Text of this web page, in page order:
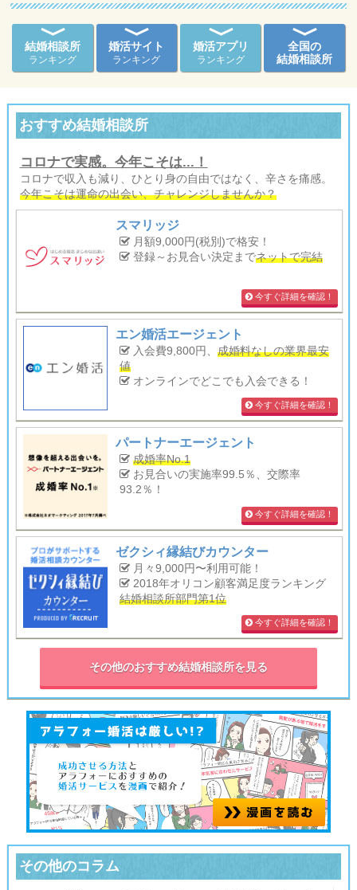
結婚相談所
ランキング
婚活サイト
ランキング
婚活アプリ
ランキング
全国の
結婚相談所
おすすめ結婚相談所
コロナで実感。今年こそは...！
コロナで収入も減り、ひとり身の自由ではなく、辛さを痛感。
今年こそは運命の出会い、チャレンジしませんか？
スマリッジ
月額9,000円(税別)で格安！
登録～お見合い決定までネットで完結
今すぐ詳細を確認！
エン婚活エージェント
入会費9,800円、成婚料なしの業界最安
値
オンラインでどこでも入会できる！
今すぐ詳細を確認！
パートナーエージェント
成婚率No.1
お見合いの実施率99.5％、交際率
93.2％！
今すぐ詳細を確認！
ゼクシィ縁結びカウンター
月々9,000円〜利用可能！
2018年オリコン顧客満足度ランキング
結婚相談所部門第1位
今すぐ詳細を確認！
その他のおすすめ結婚相談所を見る
その他のコラム